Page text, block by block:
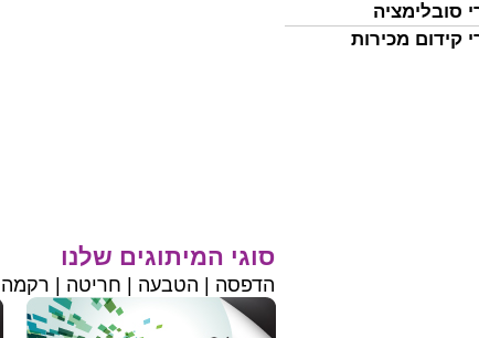
סובלימציה
קידום מכירות
סוגי המיתוגים שלנו
הדפסה | הטבעה | חריטה | רקמה